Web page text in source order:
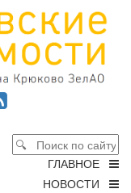
ГЛАВНОЕ
НОВОСТИ